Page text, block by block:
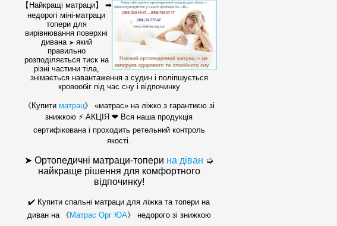
【Найкращі матраци】
➡
недорогі міні-матраци
топери для
вирівнювання поверхні
дивана ➤ який
правильно
розподіляється тиск на
різні частини тіла,
знімається навантаження з судин і поліпшується
кровообіг під час сну і відпочинку
《Купити матрац》 «матрас» на ліжко з гарантиєю зі
знижкою ⚡ АКЦІЯ ❤ Вся наша продукція
сертифікована і проходить ретельний контроль
якості.
➤ Ортопедичні матраци-топери на діван ➭
найкраще рішення для комфортного
відпочинку!
✔️ Купити спальні матраци для ліжка та топери на
диван на 《 Матрас Орг ЮА》 недорого зі знижкою